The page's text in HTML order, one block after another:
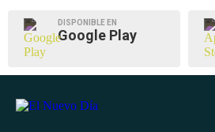
DISPONIBLE EN
Google Play